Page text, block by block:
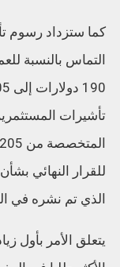
كما ستزداد رسوم
تأشيرات
للقرار النهائي
الذي تم نشره في السجل